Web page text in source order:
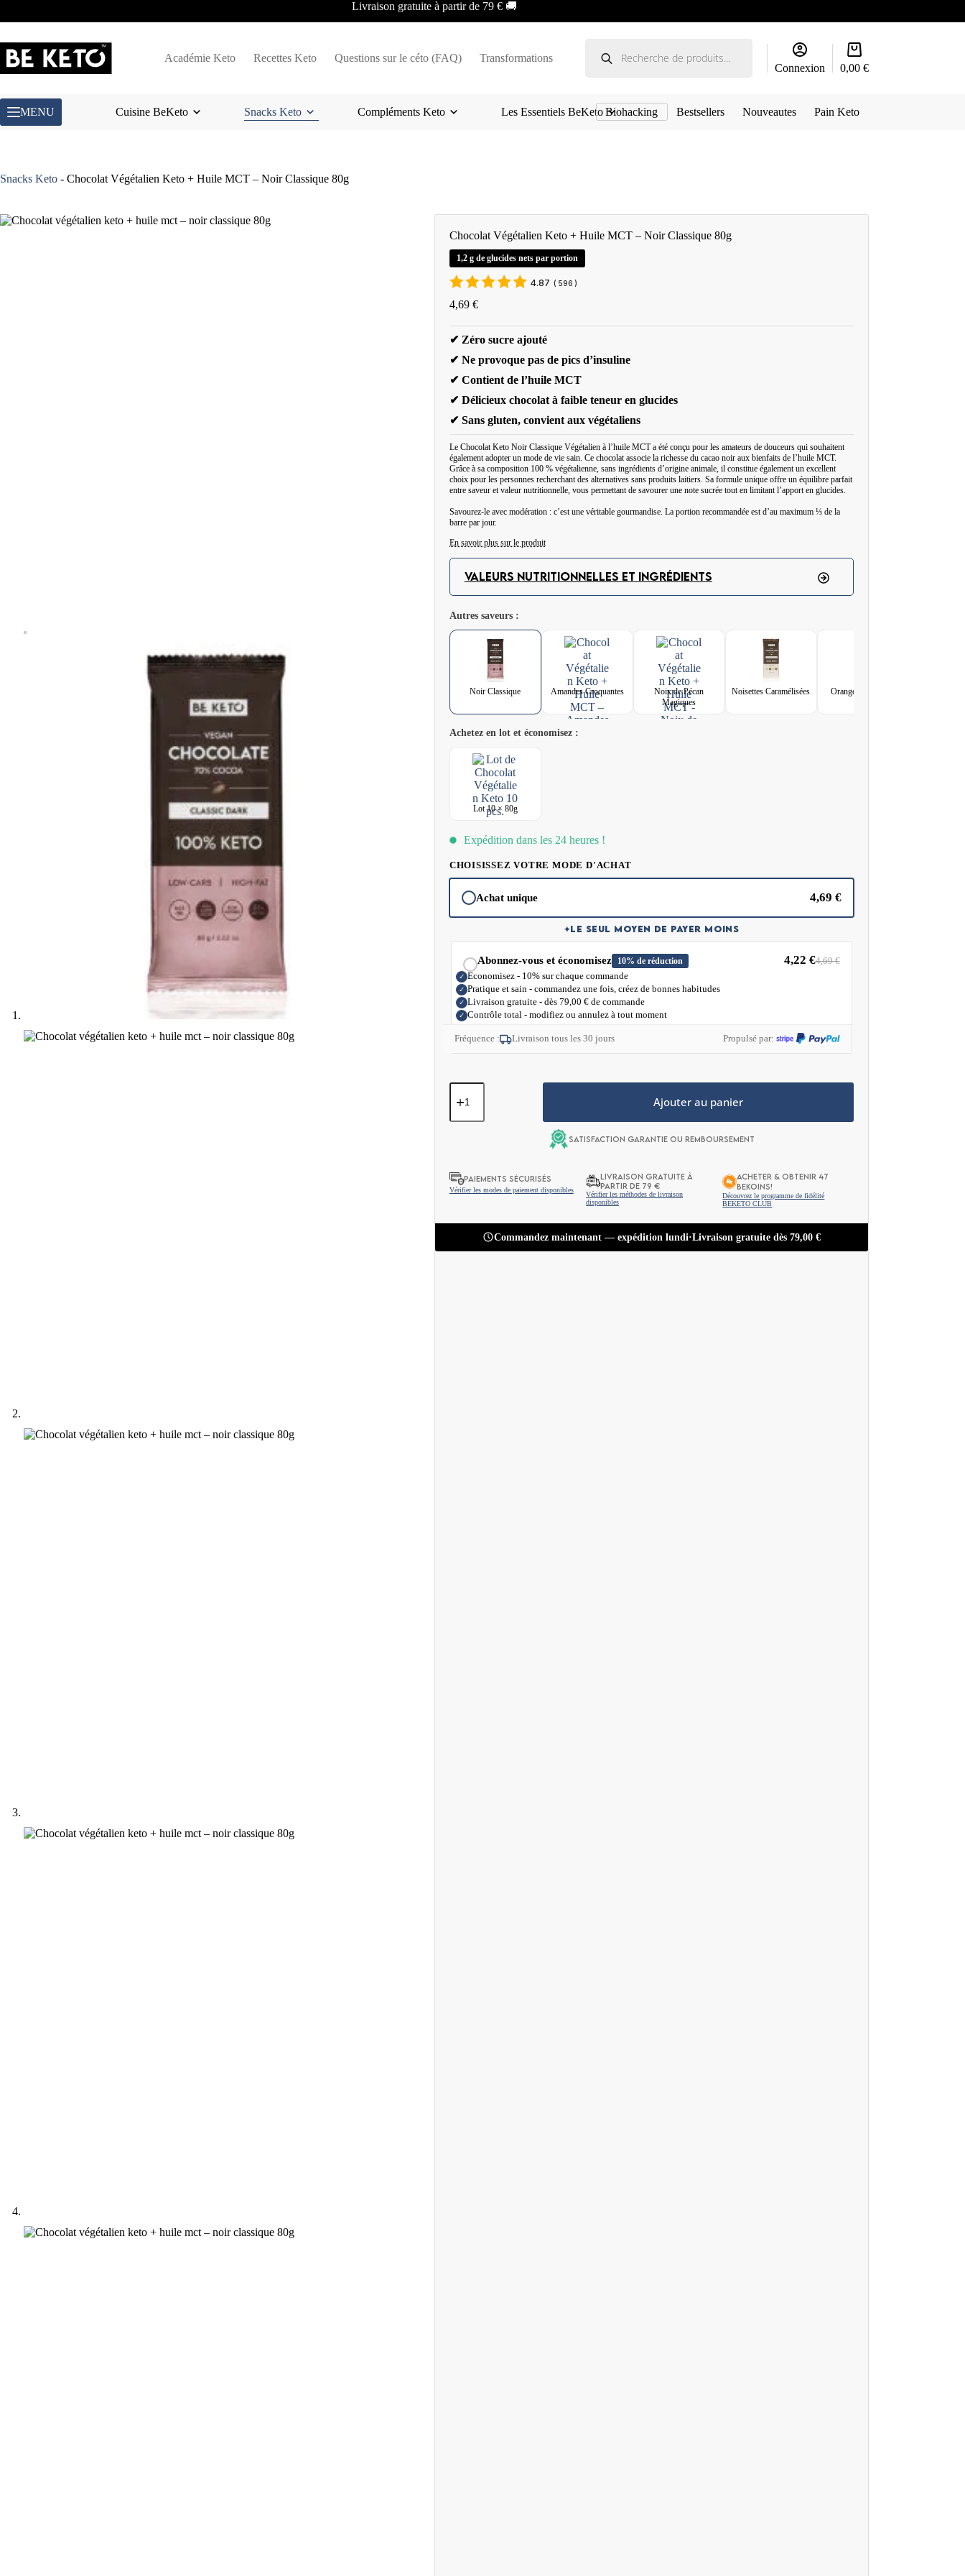
Livraison gratuite à partir de 79 € 🚚
Académie Keto Recettes Keto Questions sur le céto (FAQ) Transformations
produits
Connexion
Panier
d’achat
0,00 €
MENU Cuisine BeKeto Snacks Keto Compléments Keto Les Essentiels BeKetoBiohacking Bestsellers Nouveautes Pain Keto
Snacks Keto - Chocolat Végétalien Keto + Huile MCT – Noir Classique 80g
Chocolat Végétalien Keto + Huile MCT – Noir Classique 80g
1,2 g de glucides nets par portion
4.87 ( 596 )
4,69 €
✔ Zéro sucre ajouté
✔ Ne provoque pas de pics d’insuline
✔ Contient de l’huile MCT
✔ Délicieux chocolat à faible teneur en glucides
✔ Sans gluten, convient aux végétaliens
Le Chocolat Keto Noir Classique Végétalien à l’huile MCT a été conçu pour les amateurs de douceurs qui souhaitent
également adopter un mode de vie sain. Ce chocolat associe la richesse du cacao noir aux bienfaits de l’huile MCT.
Grâce à sa composition 100 % végétalienne, sans ingrédients d’origine animale, il constitue également un excellent
choix pour les personnes recherchant des alternatives sans produits laitiers. Sa formule unique offre un équilibre parfait
entre saveur et valeur nutritionnelle, vous permettant de savourer une note sucrée tout en limitant l’apport en glucides.
Savourez-le avec modération : c’est une véritable gourmandise. La portion recommandée est d’au maximum ⅓ de la
barre par jour.
En savoir plus sur le produit
Le régime cétogène peut représenter un défi, surtout pour les amateurs de sucreries, car il implique de limiter ou
d’éliminer de nombreux produits, notamment les douceurs traditionnelles. Heureusement, il existe des alternatives aux
consommé seul, mais aussi utilisé dans diverses recettes de pâtisseries et de desserts keto. Le chocolat sans sucre reste
modéré en calories : une portion de 26 g apporte environ 145 calories, ce qui correspond à la quantité recommandée
pour une consommation quotidienne.
VALEURS NUTRITIONNELLES ET INGRÉDIENTS
Autres saveurs :
Noir Classique Amandes Croquantes
Noix de Pécan
Magiques
Noisettes Caramélisées Orange Ensoleillée
Achetez en lot et économisez :
Lot 10 × 80g
Expédition dans les 24 heures !
CHOISISSEZ VOTRE MODE D'ACHAT
Achat unique 4,69 €
✦LE SEUL MOYEN DE PAYER MOINS
Abonnez-vous et économisez 10% de réduction 4,22 €4,69€
✓ Économisez - 10% sur chaque commande
✓ Pratique et sain - commandez une fois, créez de bonnes habitudes
✓ Livraison gratuite - dès 79,00 €de commande
✓ Contrôle total - modifiez ou annulez à tout moment
Fréquence : Livraison tous les 30 jours Propulsé par:
quantité
de
Végétalien
MCT
–
Noir
80g
Ajouter au panier
Satisfaction garantie ou remboursement
PAIEMENTS SÉCURISÉS
Vérifier les modes de paiement disponibles
LIVRAISON GRATUITE À
PARTIR DE 79 €
Vérifier les méthodes de livraison
disponibles
ACHETER & OBTENIR 47
BEKOINS!
Découvrez le programme de fidélité
BEKETO CLUB
Commandez maintenant — expédition lundi·Livraison gratuite dès 79,00 €